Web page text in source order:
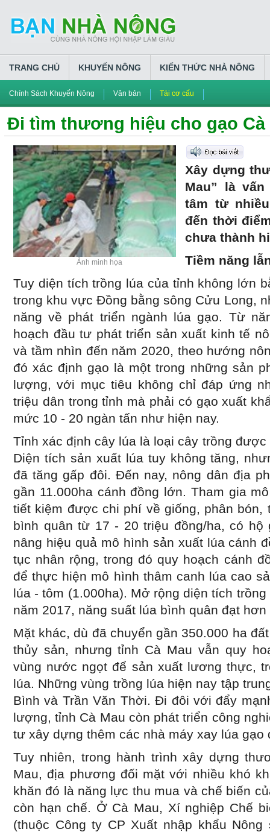
TRANG CHỦ KHUYẾN NÔNG KIẾN THỨC NHÀ NÔNG
Chính Sách Khuyến Nông Văn bản Tái cơ cấu
Đi tìm thương hiệu cho gạo Cà
Ảnh minh họa
Xây dựng
Mau” là
tâm từ
đến thời
chưa
Tiềm năng
Tuy diện tích trồng lúa của tỉnh không lớn
trong khu vực Đồng bằng sông Cửu Long,
năng về phát triển ngành lúa gạo. Từ
hoạch đầu tư phát triển sản xuất kinh tế
và tầm nhìn đến năm 2020, theo hướng
đó xác định gạo là một trong những sản
lượng, với mục tiêu không chỉ đáp ứng
triệu dân trong tỉnh mà phải có gạo xuất
mức 10 - 20 ngàn tấn như hiện nay.
Tỉnh xác định cây lúa là loại cây trồng
Diện tích sản xuất lúa tuy không tăng,
đã tăng gấp đôi. Đến nay, nông dân địa
gần 11.000ha cánh đồng lớn. Tham gia
tiết kiệm được chi phí về giống, phân bón,
bình quân từ 17 - 20 triệu đồng/ha, có hộ
nâng hiệu quả mô hình sản xuất lúa cánh
tục nhân rộng, trong đó quy hoạch cánh
để thực hiện mô hình thâm canh lúa cao
lúa - tôm (1.000ha). Mở rộng diện tích
năm 2017, năng suất lúa bình quân đạt hơn
Mặt khác, dù đã chuyển gần 350.000 ha
thủy sản, nhưng tỉnh Cà Mau vẫn quy
vùng nước ngọt để sản xuất lương thực,
lúa. Những vùng trồng lúa hiện nay tập
Bình và Trần Văn Thời. Đi đôi với đẩy
lượng, tỉnh Cà Mau còn phát triển công
tư xây dựng thêm các nhà máy xay lúa gạo
Tuy nhiên, trong hành trình xây dựng
Mau, địa phương đối mặt với nhiều khó
khăn đó là năng lực thu mua và chế biến
còn hạn chế. Ở Cà Mau, Xí nghiệp Chế
(thuộc Công ty CP Xuất nhập khẩu